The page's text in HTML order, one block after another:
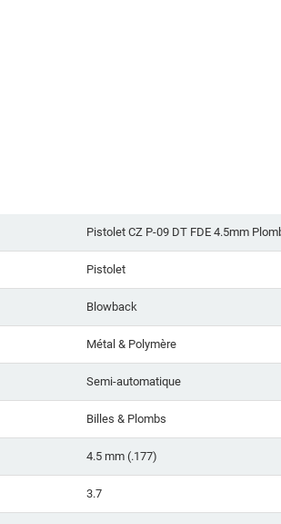
Pistolet CZ P-09 DT FDE 4.5mm
Pistolet
Blowback
Métal & Polymère
Semi-automatique
Billes & Plombs
4.5 mm (.177)
3.7